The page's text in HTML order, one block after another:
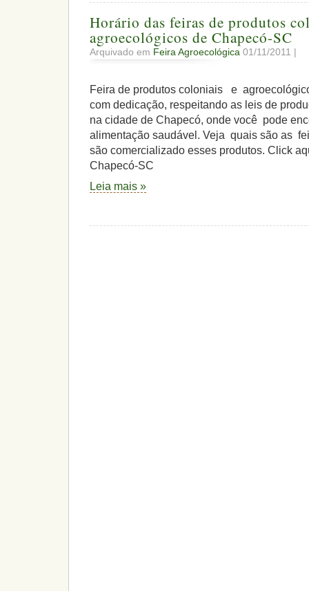
Horário das feiras de produtos
agroecológicos de Chapecó-SC
Arquivado em Feira Agroecológica 01/11/2011 |
Feira de produtos coloniais e
com dedicação, respeitando as leis de
na cidade de Chapecó, onde você pode
alimentação saudável. Veja quais são as
são comercializado esses produtos. Click
Chapecó-SC
Leia mais »